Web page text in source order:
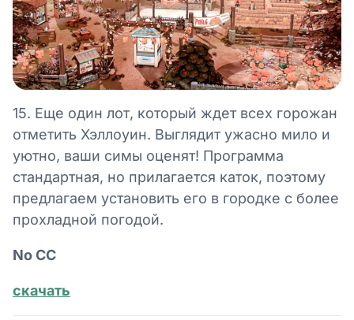
15. Еще один лот, который ждет всех горожан
отметить Хэллоуин. Выглядит ужасно мило и
уютно, ваши симы оценят! Программа
стандартная, но прилагается каток, поэтому
предлагаем установить его в городке с более
прохладной погодой.
No СС
скачать